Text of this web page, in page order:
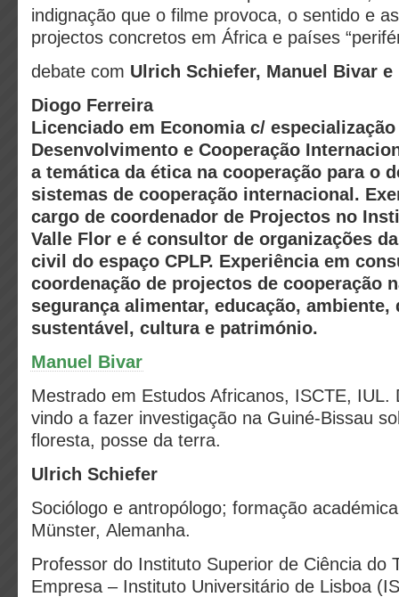
indignação que o filme provoca, o sentido e
projectos concretos em África e países
debate com Ulrich Schiefer, Manuel Bivar
Diogo Ferreira
Licenciado em Economia c/ especialização
Desenvolvimento e Cooperação
a temática da ética na cooperação para o
sistemas de cooperação internacional.
cargo de coordenador de Projectos no
Valle Flor e é consultor de organizações
civil do espaço CPLP. Experiência em
coordenação de projectos de cooperação
segurança alimentar, educação,
sustentável, cultura e património.
Manuel Bivar
Mestrado em Estudos Africanos, ISCTE, IUL.
vindo a fazer investigação na Guiné-Bissau
floresta, posse da terra.
Ulrich Schiefer
Sociólogo e antropólogo; formação
Münster, Alemanha.
Professor do Instituto Superior de Ciência do
Empresa – Instituto Universitário de Lisboa